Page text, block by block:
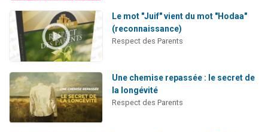
Le mot "Juif" vient du mot "Hodaa"
(reconnaissance)
Respect des Parents
Une chemise repassée : le secret de
la longévité
Respect des Parents